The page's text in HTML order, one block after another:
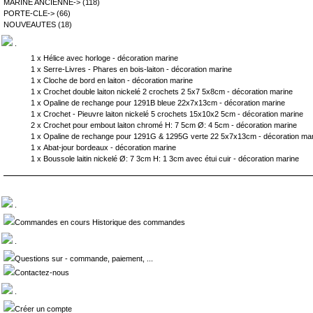
MARINE ANCIENNE-> (118)
PORTE-CLE-> (66)
NOUVEAUTES (18)
1 x Hélice avec horloge - décoration marine
1 x Serre-Livres - Phares en bois-laiton - décoration marine
1 x Cloche de bord en laiton - décoration marine
1 x Crochet double laiton nickelé 2 crochets 2 5x7 5x8cm - décoration marine
1 x Opaline de rechange pour 1291B bleue 22x7x13cm - décoration marine
1 x Crochet - Pieuvre laiton nickelé 5 crochets 15x10x2 5cm - décoration marine
2 x Crochet pour embout laiton chromé H: 7 5cm Ø: 4 5cm - décoration marine
1 x Opaline de rechange pour 1291G & 1295G verte 22 5x7x13cm - décoration
1 x Abat-jour bordeaux - décoration marine
1 x Boussole laitin nickelé Ø: 7 3cm H: 1 3cm avec étui cuir - décoration marine
Commandes en cours Historique des commandes
Questions sur - commande, paiement, ...
Contactez-nous
Créer un compte